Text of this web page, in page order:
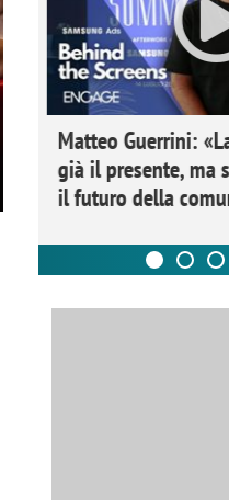
Matteo Guerrini:
già il presente, ma
il futuro della